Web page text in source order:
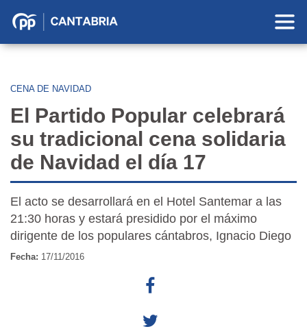
Partido
Cantabria
CENA DE NAVIDAD
El Partido Popular celebrará
su tradicional cena solidaria
de Navidad el día 17
El acto se desarrollará en el Hotel Santemar a las
21:30 horas y estará presidido por el máximo
dirigente de los populares cántabros, Ignacio Diego
Fecha: 17/11/2016